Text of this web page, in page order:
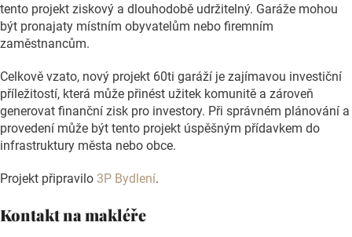
tento projekt ziskový a dlouhodobě udržitelný. Garáže mohou
být pronajaty místním obyvatelům nebo firemním
zaměstnancům.
Celkově vzato, nový projekt 60ti garáží je zajímavou investiční
příležitostí, která může přinést užitek komunitě a zároveň
generovat finanční zisk pro investory. Při správném plánování a
provedení může být tento projekt úspěšným přídavkem do
infrastruktury města nebo obce.
Projekt připravilo 3P Bydlení.
Kontakt na makléře